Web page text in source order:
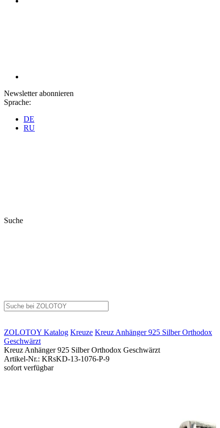
Newsletter abonnieren
Sprache:
DE
RU
Suche
ZOLOTOY Katalog Kreuze Kreuz Anhänger 925 Silber Orthodox
Geschwärzt
Kreuz Anhänger 925 Silber Orthodox Geschwärzt
Artikel-Nr.: KRsKD-13-1076-P-9
sofort verfügbar